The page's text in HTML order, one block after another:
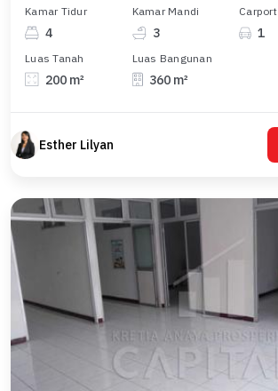
Kamar Tidur
4
Kamar Mandi
3
Carport
1
Luas Tanah
200 m²
Luas Bangunan
360 m²
Esther Lilyan